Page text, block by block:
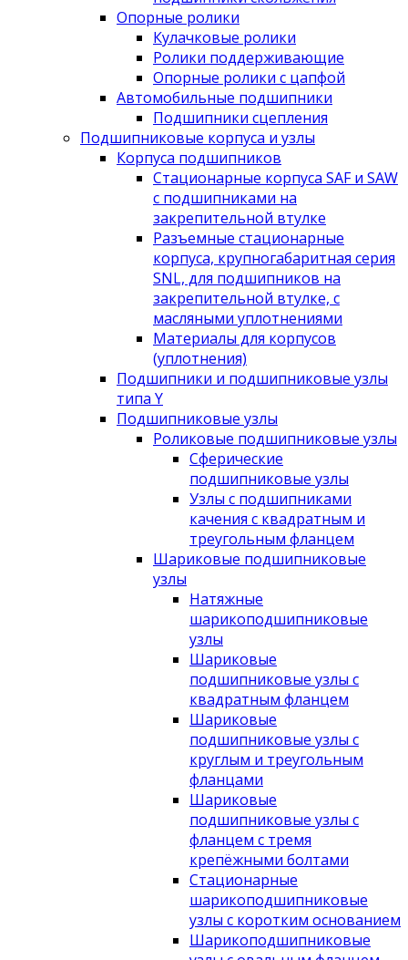
Опорные ролики
Кулачковые ролики
Ролики поддерживающие
Опорные ролики с цапфой
Автомобильные подшипники
Подшипники сцепления
Подшипниковые корпуса и узлы
Корпуса подшипников
Стационарные корпуса SAF и SAW
с подшипниками на
закрепительной втулке
Разъемные стационарные
корпуса, крупногабаритная серия
SNL, для подшипников на
закрепительной втулке, с
масляными уплотнениями
Материалы для корпусов
(уплотнения)
Подшипники и подшипниковые узлы
типа Y
Подшипниковые узлы
Роликовые подшипниковые узлы
Сферические
подшипниковые узлы
Узлы с подшипниками
качения с квадратным и
треугольным фланцем
Шариковые подшипниковые
узлы
Натяжные
шарикоподшипниковые
узлы
Шариковые
подшипниковые узлы с
квадратным фланцем
Шариковые
подшипниковые узлы с
круглым и треугольным
фланцами
Шариковые
подшипниковые узлы с
фланцем с тремя
крепёжными болтами
Стационарные
шарикоподшипниковые
узлы с коротким основанием
Шарикоподшипниковые